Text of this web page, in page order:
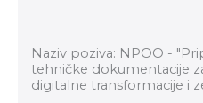
Naziv poziva: NPOO -
tehničke dokumentacije
digitalne transformacije i